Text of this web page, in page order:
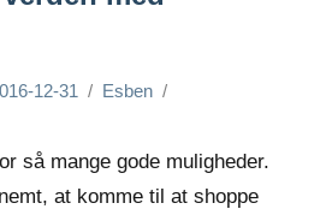
12-31 Esben
så mange gode muligheder.
at komme til at shoppe